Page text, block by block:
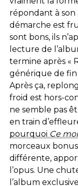
répondant à son
démarche est
sont bons, ils
lecture de
termine après «
générique de fin
Après ça,
froid est hors-
ne semble pas
en train
pourquoi Ce
morceaux
différente,
l’opus. Une
l’album